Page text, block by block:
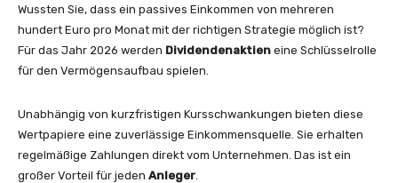
Wussten Sie, dass ein passives Einkommen von mehreren
hundert Euro pro Monat mit der richtigen Strategie möglich ist?
Für das Jahr 2026 werden Dividendenaktien eine Schlüsselrolle
für den Vermögensaufbau spielen.
Unabhängig von kurzfristigen Kursschwankungen bieten diese
Wertpapiere eine zuverlässige Einkommensquelle. Sie erhalten
regelmäßige Zahlungen direkt vom Unternehmen. Das ist ein
großer Vorteil für jeden Anleger.